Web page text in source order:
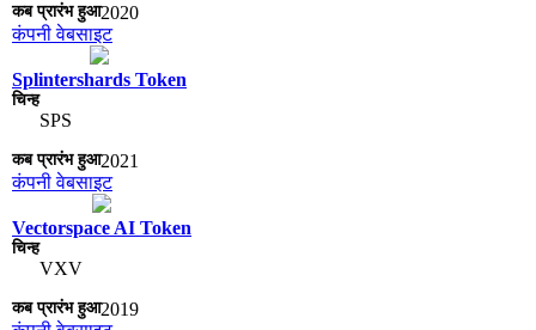
2020
कंपनी वेबसाइट
Splintershards Token
SPS
2021
कंपनी वेबसाइट
Vectorspace AI Token
VXV
2019